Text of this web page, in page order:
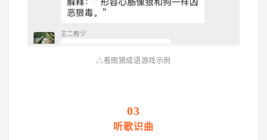
△看图猜成语游戏示例
03
听歌识曲